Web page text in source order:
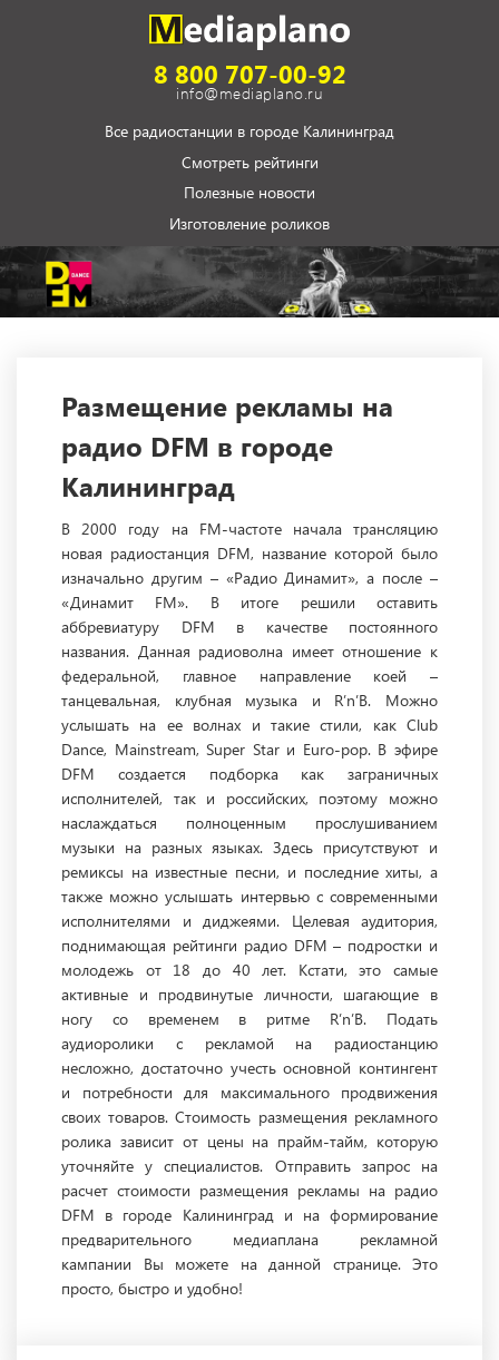
8 800 707-00-92
info@mediaplano.ru
Все радиостанции в городе Калининград
Смотреть рейтинги
Полезные новости
Изготовление роликов
Размещение рекламы на
радио DFM в городе
Калининград
В 2000 году на FM-частоте начала трансляцию
новая радиостанция DFM, название которой было
изначально другим – «Радио Динамит», а после –
«Динамит FM». В итоге решили оставить
аббревиатуру DFM в качестве постоянного
названия. Данная радиоволна имеет отношение к
федеральной, главное направление коей –
танцевальная, клубная музыка и R’n’B. Можно
услышать на ее волнах и такие стили, как Club
Dance, Mainstream, Super Star и Euro-pop. В эфире
DFM создается подборка как заграничных
исполнителей, так и российских, поэтому можно
наслаждаться полноценным прослушиванием
музыки на разных языках. Здесь присутствуют и
ремиксы на известные песни, и последние хиты, а
также можно услышать интервью с современными
исполнителями и диджеями. Целевая аудитория,
поднимающая рейтинги радио DFM – подростки и
молодежь от 18 до 40 лет. Кстати, это самые
активные и продвинутые личности, шагающие в
ногу со временем в ритме R’n’B. Подать
аудиоролики с рекламой на радиостанцию
несложно, достаточно учесть основной контингент
и потребности для максимального продвижения
своих товаров. Стоимость размещения рекламного
ролика зависит от цены на прайм-тайм, которую
уточняйте у специалистов. Отправить запрос на
расчет стоимости размещения рекламы на радио
DFM в городе Калининград и на формирование
предварительного медиаплана рекламной
кампании Вы можете на данной странице. Это
просто, быстро и удобно!